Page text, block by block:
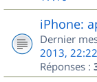
iPhone:
Dernier
2013, 22:22
Réponses :